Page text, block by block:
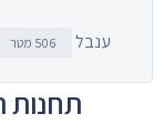
ענבל 506 מטר
תחנות